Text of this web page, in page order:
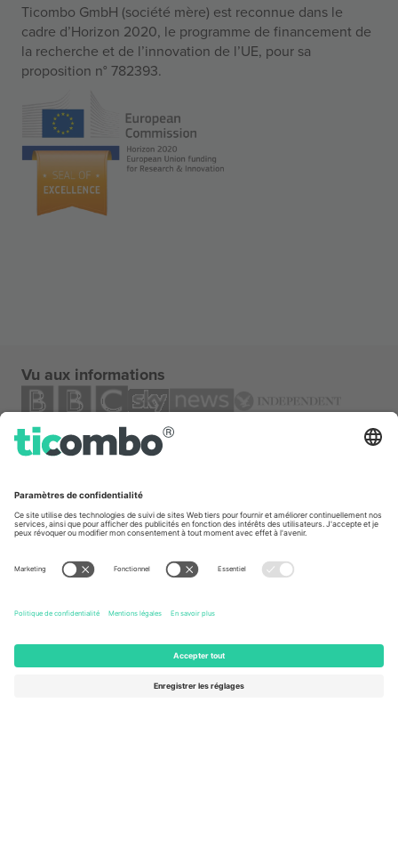
Ticombo GmbH (société mère) est reconnue dans le
cadre d’Horizon 2020, le programme de financement de
la recherche et de l’innovation de l’UE, pour sa
proposition n° 782393.
Vu aux informations
TixProtect
Programme d'affiliation
Comment ça marche
Centre d'information sur la Coupe
Nous contacter